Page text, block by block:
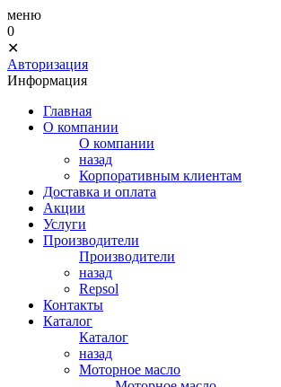
меню
0
✕
Авторизация
Информация
Главная
О компании
О компании
назад
Корпоративным клиентам
Доставка и оплата
Акции
Услуги
Производители
Производители
назад
Repsol
Контакты
Каталог
Каталог
назад
Моторное масло